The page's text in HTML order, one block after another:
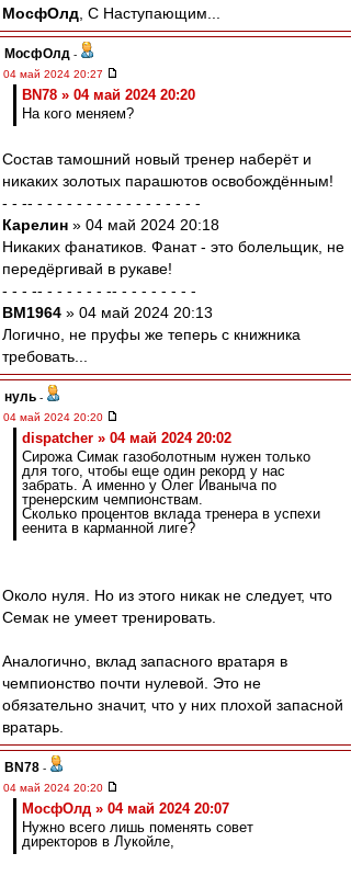
МосфОлд , С Наступающим...
МосфОлд -
04 май 2024 20:27
BN78 » 04 май 2024 20:20
На кого меняем?
Состав тамошний новый тренер наберёт и
никаких золотых парашютов освобождённым!
- - -- - - - - - - - - - - - - - - - - -
Карелин » 04 май 2024 20:18
Никаких фанатиков. Фанат - это болельщик, не
передёргивай в рукаве!
- - - -- - - - - - - -- - - - - - - - -
BM1964 » 04 май 2024 20:13
Логично, не пруфы же теперь с книжника
требовать...
нуль -
04 май 2024 20:20
dispatcher » 04 май 2024 20:02
Сирожа Симак газоболотным нужен только
для того, чтобы еще один рекорд у нас
забрать. А именно у Олег Иваныча по
тренерским чемпионствам.
Сколько процентов вклада тренера в успехи
еенита в карманной лиге?
Около нуля. Но из этого никак не следует, что
Семак не умеет тренировать.
Аналогично, вклад запасного вратаря в
чемпионство почти нулевой. Это не
обязательно значит, что у них плохой запасной
вратарь.
BN78 -
04 май 2024 20:20
МосфОлд » 04 май 2024 20:07
Нужно всего лишь поменять совет
директоров в Лукойле,